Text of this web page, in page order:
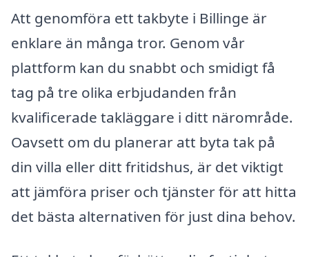
Att genomföra ett takbyte i Billinge är
enklare än många tror. Genom vår
plattform kan du snabbt och smidigt få
tag på tre olika erbjudanden från
kvalificerade takläggare i ditt närområde.
Oavsett om du planerar att byta tak på
din villa eller ditt fritidshus, är det viktigt
att jämföra priser och tjänster för att hitta
det bästa alternativen för just dina behov.